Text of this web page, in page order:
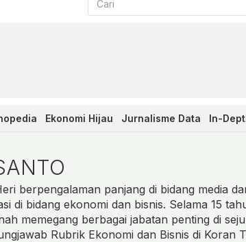
Ekonomi Hijau Jurnalisme Data In-
berpengalaman panjang di bidang media
di bidang ekonomi dan bisnis. Selama 15
memegang berbagai jabatan penting di
Rubrik Ekonomi dan Bisnis di Koran